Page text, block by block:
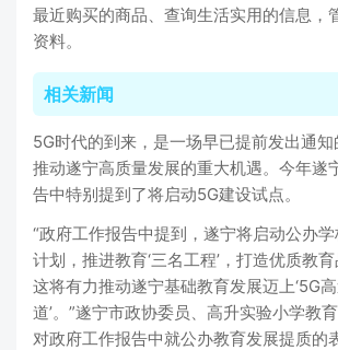
最近购买的商品、查询生活实用的信息，
资料。
相关新闻
5G时代的到来，是一场早已提前发出通
推动遂宁高质量发展的重大机遇。今年遂
告中特别提到了将启动5G建设试点。
“政府工作报告中提到，遂宁将启动公办
计划，推进教育‘三名工程’，打造优质教
这将有力推动遂宁基础教育发展迈上‘5G
道’。”遂宁市政协委员、高升实验小学教
对政府工作报告中就公办教育发展提质的